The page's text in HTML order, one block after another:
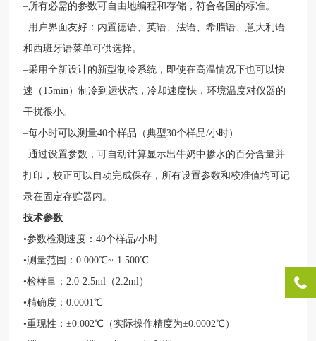
–所有必需的参数可自由地编程和存储，符合各国的标准。
–用户界面友好：内置德语、英语、法语、希腊语、意大利语
和西班牙语菜单可供选择。
–采用全新设计的新型制冷系统，即使在高温情况下也可以快
速（15min）制冷到运状态，冷却速度快，环境温度对仪器的
干扰很小。
–每小时可以测量40个样品（典型30个样品/小时）
–通过设置参数，可自动计算显示出牛奶中掺水的百分含量并
打印，校正可以自动完成保存，所有设置参数和校准值均可记
录在固定存贮器内。
技术参数
•参数检测速度：40个样品/小时
•测量范围：0.000℃~-1.500℃
•检样量：2.0-2.5ml（2.2ml）
•精确度：0.0001℃
•重现性：±0.002℃（实际操作精度为±0.0002℃）